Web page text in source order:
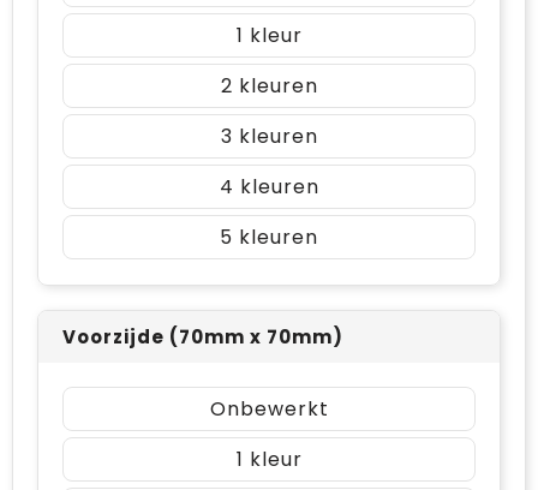
1
2
3
4
5
Voorzijde (70mm x 70mm)
Onbewerkt
1